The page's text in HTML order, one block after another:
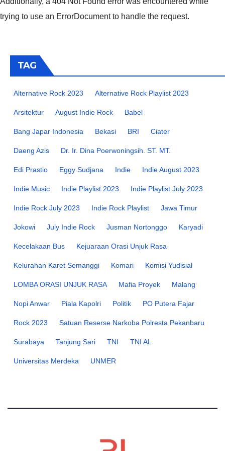
trying to use an ErrorDocument to handle the request.
TAG
Alternative Rock 2023 Alternative Rock Playlist 2023
Arsitektur August Indie Rock Babel
Bang Japar Indonesia Bekasi BRI Ciater
Daeng Azis Dr. Ir. Dina Poerwoningsih. ST. MT.
Edi Prastio Eggy Sudjana Indie Indie August 2023
Indie Music Indie Playlist 2023 Indie Playlist July 2023
Indie Rock July 2023 Indie Rock Playlist Jawa Timur
Jokowi July Indie Rock Jusman Nortonggo Karyadi
Kecelakaan Bus Kejuaraan Orasi Unjuk Rasa
Kelurahan Karet Semanggi Komari Komisi Yudisial
LOMBA ORASI UNJUK RASA Mafia Proyek Malang
Nopi Anwar Piala Kapolri Politik PO Putera Fajar
Rock 2023 Satuan Reserse Narkoba Polresta Pekanbaru
Surabaya Tanjung Sari TNI TNI AL
Universitas Merdeka UNMER